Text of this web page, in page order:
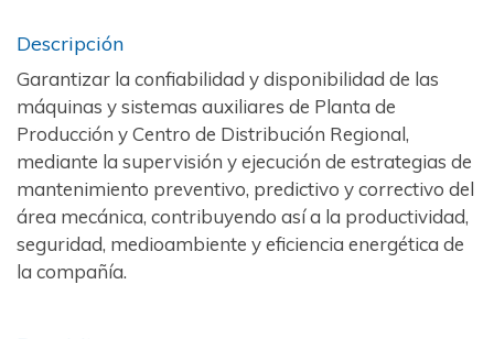
Descripción
Garantizar la confiabilidad y disponibilidad de las
máquinas y sistemas auxiliares de Planta de
Producción y Centro de Distribución Regional,
mediante la supervisión y ejecución de estrategias de
mantenimiento preventivo, predictivo y correctivo del
área mecánica, contribuyendo así a la productividad,
seguridad, medioambiente y eficiencia energética de
la compañía.